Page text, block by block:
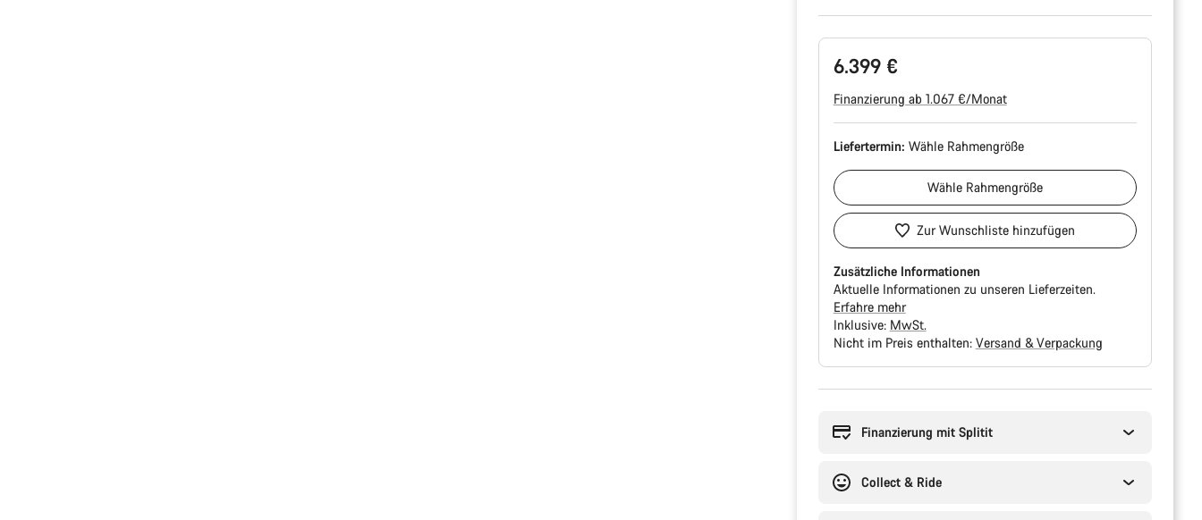
6.399 €
Finanzierung ab 1.067 €/Monat
Liefertermin: Wähle Rahmengröße
Wähle Rahmengröße
Zur Wunschliste hinzufügen
Zusätzliche Informationen
Aktuelle Informationen zu unseren Lieferzeiten.
Erfahre mehr
Inklusive: MwSt.
Nicht im Preis enthalten: Versand & Verpackung
Finanzierung mit Splitit
Collect & Ride